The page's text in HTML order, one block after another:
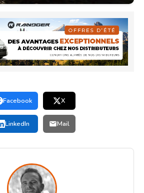
Facebook X
LinkedIn Mail